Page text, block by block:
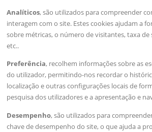
Analíticos, são utilizados para compreender
interagem com o site. Estes cookies ajudam a
sobre métricas, o número de visitantes, taxa
etc..
Preferência, recolhem informações sobre as
do utilizador, permitindo-nos recordar o
localização e outras configurações locais de
pesquisa dos utilizadores e a apresentação e
Desempenho, são utilizados para
chave de desempenho do site, o que ajuda a